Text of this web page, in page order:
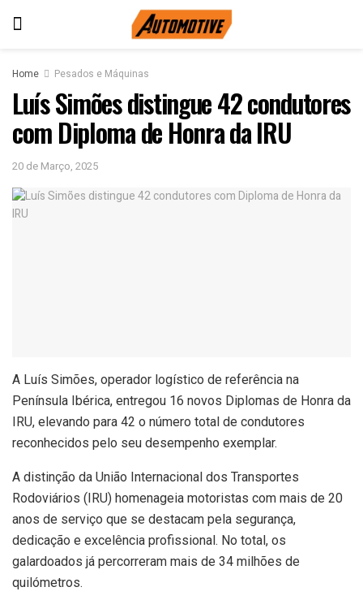
Home Pesados e Máquinas
Luís Simões distingue 42 condutores
com Diploma de Honra da IRU
20 de Março, 2025
A Luís Simões, operador logístico de referência na
Península Ibérica, entregou 16 novos Diplomas de Honra da
IRU, elevando para 42 o número total de condutores
reconhecidos pelo seu desempenho exemplar.
A distinção da União Internacional dos Transportes
Rodoviários (IRU) homenageia motoristas com mais de 20
anos de serviço que se destacam pela segurança,
dedicação e excelência profissional. No total, os
galardoados já percorreram mais de 34 milhões de
quilómetros.